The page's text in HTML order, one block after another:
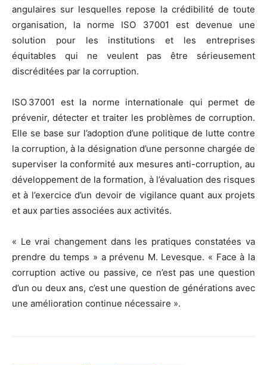
angulaires sur lesquelles repose la crédibilité de toute
organisation, la norme ISO 37001 est devenue une
solution pour les institutions et les entreprises
équitables qui ne veulent pas être sérieusement
discréditées par la corruption.
ISO 37001 est la norme internationale qui permet de
prévenir, détecter et traiter les problèmes de corruption.
Elle se base sur l’adoption d’une politique de lutte contre
la corruption, à la désignation d’une personne chargée de
superviser la conformité aux mesures anti-corruption, au
développement de la formation, à l’évaluation des risques
et à l’exercice d’un devoir de vigilance quant aux projets
et aux parties associées aux activités.
« Le vrai changement dans les pratiques constatées va
prendre du temps » a prévenu M. Levesque. « Face à la
corruption active ou passive, ce n’est pas une question
d’un ou deux ans, c’est une question de générations avec
une amélioration continue nécessaire ».